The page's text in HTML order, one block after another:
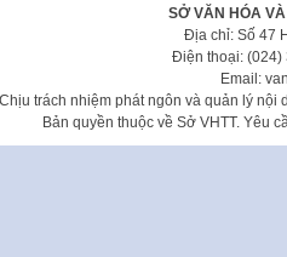
SỞ VĂN HÓA
Địa chỉ: Số 47
Điện thoại: (024)
Email:
Chịu trách nhiệm phát ngôn và quản lý nội
Bản quyền thuộc về Sở VHTT. Yêu